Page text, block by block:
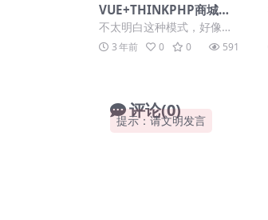
VUE+THINKPHP商城分
销返佣理财金融源码下载
【亲测源码】
不太明白这种模式，好像不
是正经的商城。 安装方式:
1.上传网站文件到网站根目
3 年前 0 0 591
评论(0)
提示：请文明发言